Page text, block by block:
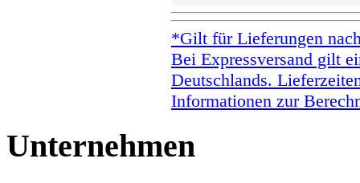
*Gilt für Lieferungen
Bei Expressversand gilt
Deutschlands.
Informationen zur
Unternehmen